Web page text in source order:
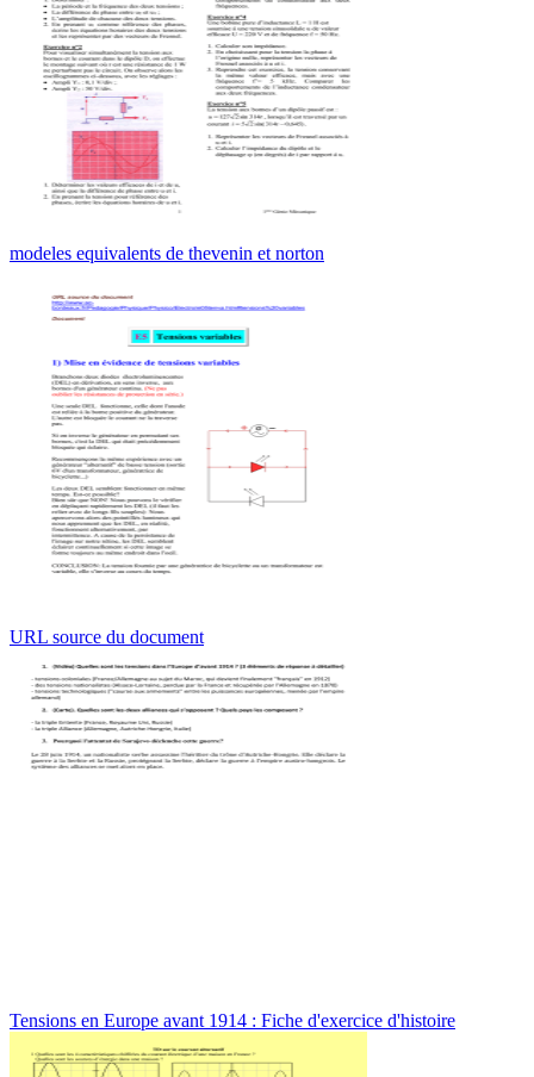
modeles equivalents de thevenin et norton
URL source du document
Tensions en Europe avant 1914 : Fiche d'exercice d'histoire